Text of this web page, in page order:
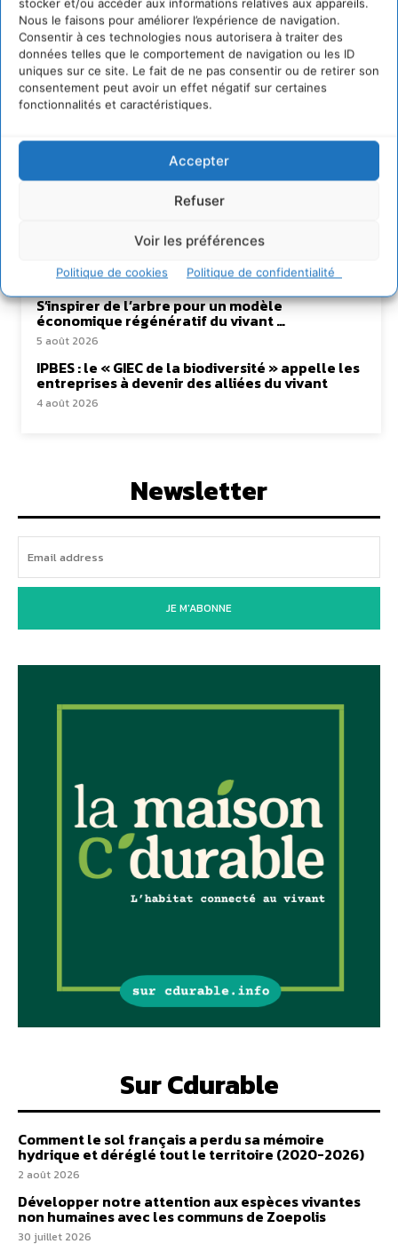
stocker et/ou accéder aux informations relatives aux appareils.
Nous le faisons pour améliorer l’expérience de navigation.
Consentir à ces technologies nous autorisera à traiter des
données telles que le comportement de navigation ou les ID
uniques sur ce site. Le fait de ne pas consentir ou de retirer son
consentement peut avoir un effet négatif sur certaines
fonctionnalités et caractéristiques.
Accepter
Refuser
Voir les préférences
Politique de cookies Politique de confidentialité
Transformer les territoires par le dialogue et la
coopération avec un Commun
d’Accompagnement des Transitions
Soutenir un pastoralisme durable en faveur de
6 août 2026
S’inspirer de l’arbre pour un modèle
économique régénératif du vivant …
5 août 2026
IPBES : le « GIEC de la biodiversité » appelle les
entreprises à devenir des alliées du vivant
4 août 2026
Newsletter
JE M'ABONNE
Sur Cdurable
Comment le sol français a perdu sa mémoire
hydrique et déréglé tout le territoire (2020-2026)
2 août 2026
Développer notre attention aux espèces vivantes
non humaines avec les communs de Zoepolis
30 juillet 2026